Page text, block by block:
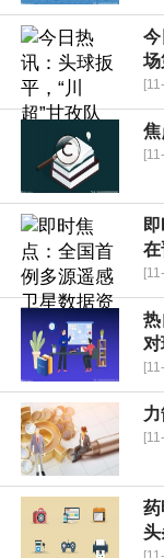
今
场
焦
在
药
头